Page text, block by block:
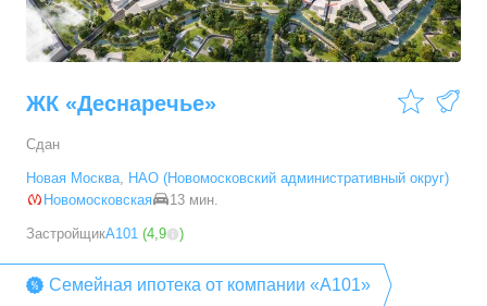
ЖК «Деснаречье»
Сдан
Новая Москва, НАО (Новомосковский административный округ)
Новомосковская
13 мин.
ЗастройщикА101 (4,9 )
Семейная ипотека от компании «А101»